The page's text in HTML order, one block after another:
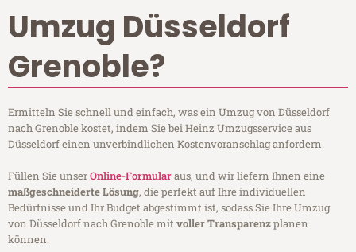
Umzug Düsseldorf
Grenoble?
Ermitteln Sie schnell und einfach, was ein Umzug von Düsseldorf
nach Grenoble kostet, indem Sie bei Heinz Umzugsservice aus
Düsseldorf einen unverbindlichen Kostenvoranschlag anfordern.
Füllen Sie unserOnline-Formularaus, und wir liefern Ihnen eine
maßgeschneiderte Lösung, die perfekt auf Ihre individuellen
Bedürfnisse und Ihr Budget abgestimmt ist, sodass Sie Ihre Umzug
von Düsseldorf nach Grenoble mitvoller Transparenzplanen
können.